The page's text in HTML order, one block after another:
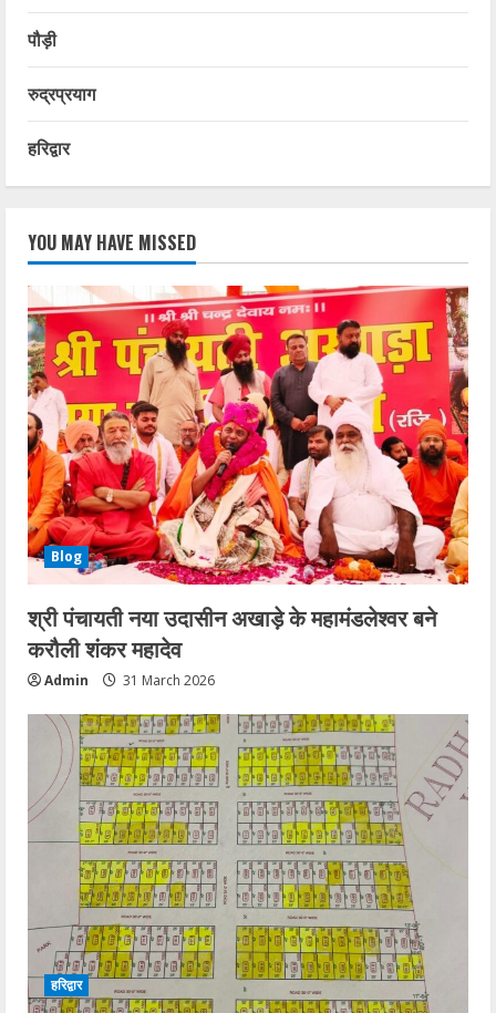
पौड़ी
रुद्रप्रयाग
हरिद्वार
YOU MAY HAVE MISSED
Blog
श्री पंचायती नया उदासीन अखाड़े के महामंडलेश्वर बने
करौली शंकर महादेव
Admin 31 March 2026
हरिद्वार